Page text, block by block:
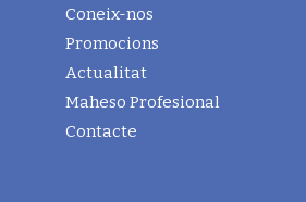
Coneix-nos
Promocions
Actualitat
Maheso Profesional
Contacte